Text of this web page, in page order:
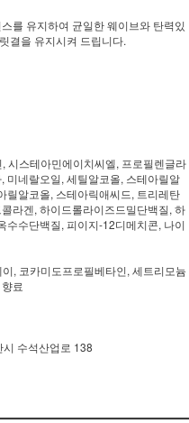
를 유지하여 균일한 웨이브와 탄력있
결을 유지시켜 드립니다.
시스테아민에이치씨엘, 프로필렌글라
미네랄오일, 세틸알코올, 스테아릴알
릴알코올, 스테아릭애씨드, 트리레탄
라겐, 하이드롤라이즈드밀단백질, 하
수단백질, 피이지-12디메치콘, 나이
, 코카미도프로필베타인, 세트리모늄
료
시 수석산업로 138